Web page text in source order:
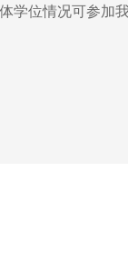
学位情况可参加